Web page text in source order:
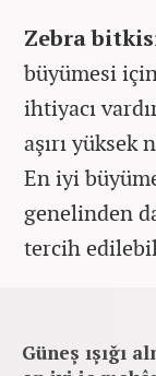
Zebra
büyümesi
ihtiyacı
aşırı
En iyi
genelinden
tercih
Güneş ışığı